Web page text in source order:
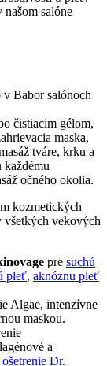
salóne
v Babor salónoch
čistiacim gélom,
maska,
tváre, krku a
každému
očného okolia.
kozmetických
všetkých vekových
pre suchú
pleť, aknóznu pleť
Algae, intenzívne
maskou.
a
Dr.